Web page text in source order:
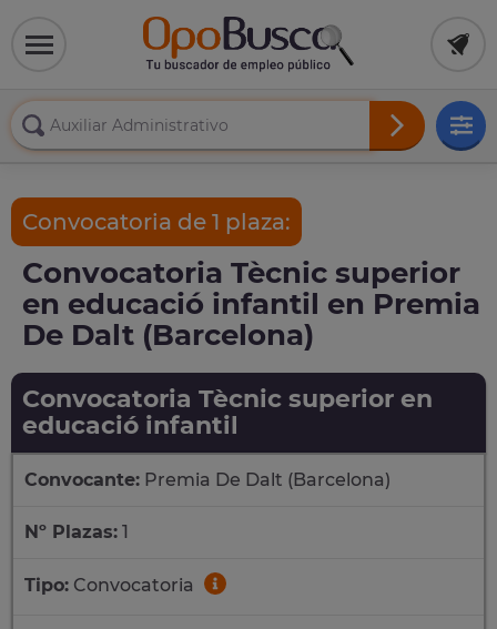
Convocatoria de 1 plaza:
Convocatoria Tècnic superior
en educació infantil en Premia
De Dalt (Barcelona)
Convocatoria Tècnic superior en
educació infantil
Convocante: Premia De Dalt (Barcelona)
Nº Plazas: 1
Tipo: Convocatoria